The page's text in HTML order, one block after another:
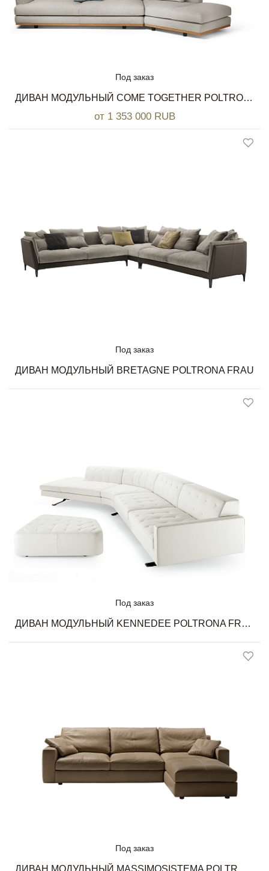
Под заказ
ДИВАН МОДУЛЬНЫЙ COME TOGETHER POLTRONA FRAU
от 1 353 000 RUB
Под заказ
ДИВАН МОДУЛЬНЫЙ BRETAGNE POLTRONA FRAU
Под заказ
ДИВАН МОДУЛЬНЫЙ KENNEDEE POLTRONA FRAU
Под заказ